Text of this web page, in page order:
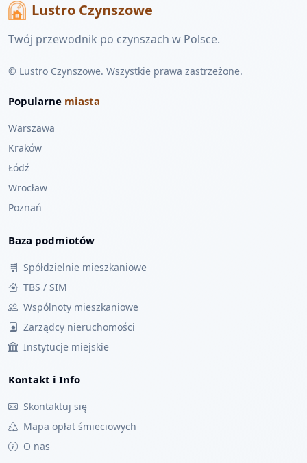
Lustro Czynszowe
Twój przewodnik po czynszach w Polsce.
© Lustro Czynszowe. Wszystkie prawa zastrzeżone.
Popularne miasta
Warszawa
Kraków
Łódź
Wrocław
Poznań
Baza podmiotów
Spółdzielnie mieszkaniowe
TBS / SIM
Wspólnoty mieszkaniowe
Zarządcy nieruchomości
Instytucje miejskie
Kontakt i Info
Skontaktuj się
Mapa opłat śmieciowych
O nas